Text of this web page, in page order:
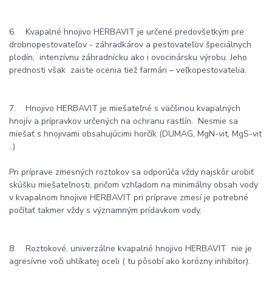
6. Kvapalné hnojivo HERBAVIT je určené predovšetkým pre
drobnopestovateľov - záhradkárov a pestovateľov špeciálnych
plodín, intenzívnu záhradnícku ako i ovocinársku výrobu. Jeho
prednosti však zaiste ocenia tiež farmári – veľkopestovatelia.
7. Hnojivo HERBAVIT je miešateľné s väčšinou kvapalných
hnojív a prípravkov určených na ochranu rastlín. Nesmie sa
miešať s hnojivami obsahujúcimi horčík (DUMAG, MgN-vit, MgS-vit
..)
Pri príprave zmesných roztokov sa odporúča vždy najskôr urobiť
skúšku miešateľnosti, pričom vzhľadom na minimálny obsah vody
v kvapalnom hnojive HERBAVIT pri príprave zmesí je potrebné
počítať takmer vždy s významným prídavkom vody.
8. Roztokové, univerzálne kvapalné hnojivo HERBAVIT nie je
agresívne voči uhlíkatej oceli ( tu pôsobí ako korózny inhibítor).